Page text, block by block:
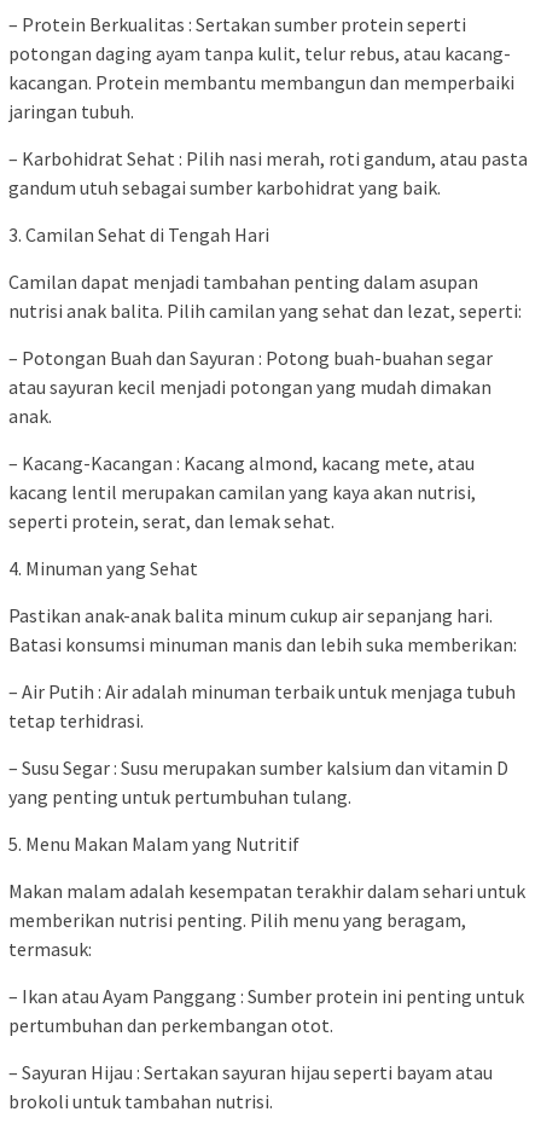
– Protein Berkualitas : Sertakan sumber protein seperti
potongan daging ayam tanpa kulit, telur rebus, atau kacang-
kacangan. Protein membantu membangun dan memperbaiki
jaringan tubuh.
– Karbohidrat Sehat : Pilih nasi merah, roti gandum, atau pasta
gandum utuh sebagai sumber karbohidrat yang baik.
3. Camilan Sehat di Tengah Hari
Camilan dapat menjadi tambahan penting dalam asupan
nutrisi anak balita. Pilih camilan yang sehat dan lezat, seperti:
– Potongan Buah dan Sayuran : Potong buah-buahan segar
atau sayuran kecil menjadi potongan yang mudah dimakan
anak.
– Kacang-Kacangan : Kacang almond, kacang mete, atau
kacang lentil merupakan camilan yang kaya akan nutrisi,
seperti protein, serat, dan lemak sehat.
4. Minuman yang Sehat
Pastikan anak-anak balita minum cukup air sepanjang hari.
Batasi konsumsi minuman manis dan lebih suka memberikan:
– Air Putih : Air adalah minuman terbaik untuk menjaga tubuh
tetap terhidrasi.
– Susu Segar : Susu merupakan sumber kalsium dan vitamin D
yang penting untuk pertumbuhan tulang.
5. Menu Makan Malam yang Nutritif
Makan malam adalah kesempatan terakhir dalam sehari untuk
memberikan nutrisi penting. Pilih menu yang beragam,
termasuk:
– Ikan atau Ayam Panggang : Sumber protein ini penting untuk
pertumbuhan dan perkembangan otot.
– Sayuran Hijau : Sertakan sayuran hijau seperti bayam atau
brokoli untuk tambahan nutrisi.